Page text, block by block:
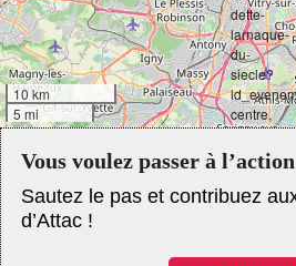
10 km
5 mi
Vous voulez passer à
Sautez le pas et contribuez
d’Attac !